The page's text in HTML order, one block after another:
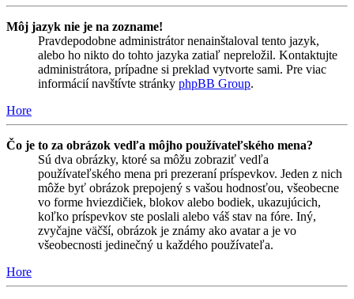
Môj jazyk nie je na zozname!
Pravdepodobne administrátor nenainštaloval tento jazyk,
alebo ho nikto do tohto jazyka zatiaľ nepreložil. Kontaktujte
administrátora, prípadne si preklad vytvorte sami. Pre viac
informácií navštívte stránky phpBB Group.
Hore
Čo je to za obrázok vedľa môjho používateľského mena?
Sú dva obrázky, ktoré sa môžu zobraziť vedľa
používateľského mena pri prezeraní príspevkov. Jeden z nich
môže byť obrázok prepojený s vašou hodnosťou, všeobecne
vo forme hviezdičiek, blokov alebo bodiek, ukazujúcich,
koľko príspevkov ste poslali alebo váš stav na fóre. Iný,
zvyčajne väčší, obrázok je známy ako avatar a je vo
všeobecnosti jedinečný u každého používateľa.
Hore